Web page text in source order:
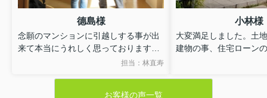
德島様
念願のマンションに引越しする事が出
来て本当にうれしく思っております。
林さんには本当にお世話になりまし
担当：林直寿
小林様
大変満足しました。土
建物の事、住宅ローン
お客様の声一覧